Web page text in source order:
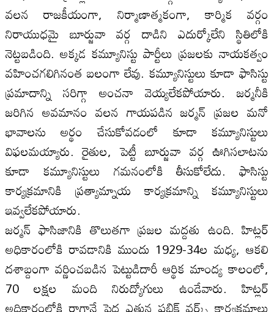
వలన రాజకీయంగా, నిర్మాణాత్మకంగా, కార్మిక వర్గం
నిరాయుధమై బూర్జువా వర్గ దాడిని ఎదుర్కోలేని స్థితిలోకి
నెట్టబడింది. అక్కడ కమ్యూనిస్టు పార్టీలు ప్రజలకు నాయకత్వం
వహించగలిగినంత బలంగా లేవు. కమ్యూనిస్టులు కూడా ఫాసిస్టు
ప్రమాదాన్ని సరిగ్గా అంచనా వెయ్యలేకపోయారు. జర్మనీకి
జరిగిన అవమానం వలన గాయపడిన జర్మన్ ప్రజల మనో
భావాలను అర్థం చేసుకోవడంలో కూడా కమ్యూనిస్టులు
విఫలమయ్యారు. రైతుల, పెట్టీ బూర్జువా వర్గ ఊగిసలాటను
కూడా కమ్యూనిస్టులు గమనంలోకి తీసుకోలేదు. ఫాసిస్టు
కార్యక్రమానికి ప్రత్యామ్నాయ కార్యక్రమాన్ని కమ్యూనిస్టులు
ఇవ్వలేకపోయారు.
జర్మన్ ఫాసిజానికి తొలుతగా ప్రజల మద్దతు ఉంది. హిట్లర్
అధికారంలోకి రావడానికి ముందు 1929-34ల మధ్య, ఆకలి
దశాబ్దంగా వర్ణించబడిన పెట్టుడిదారీ ఆర్థిక మాంద్య కాలంలో,
70 లక్షల మంది నిరుద్యోగులు ఉండేవారు. హిట్లర్